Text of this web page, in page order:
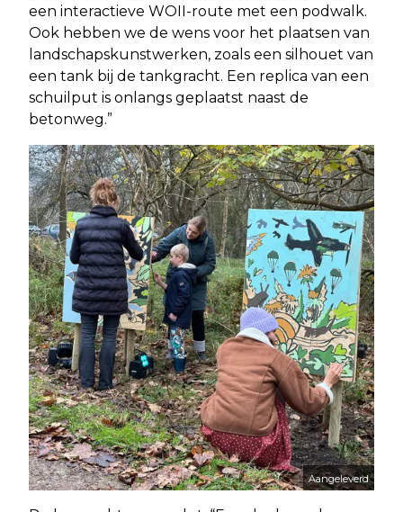
een interactieve WOII-route met een podwalk.
Ook hebben we de wens voor het plaatsen van
landschapskunstwerken, zoals een silhouet van
een tank bij de tankgracht. Een replica van een
schuilput is onlangs geplaatst naast de
betonweg.”
Aangeleverd